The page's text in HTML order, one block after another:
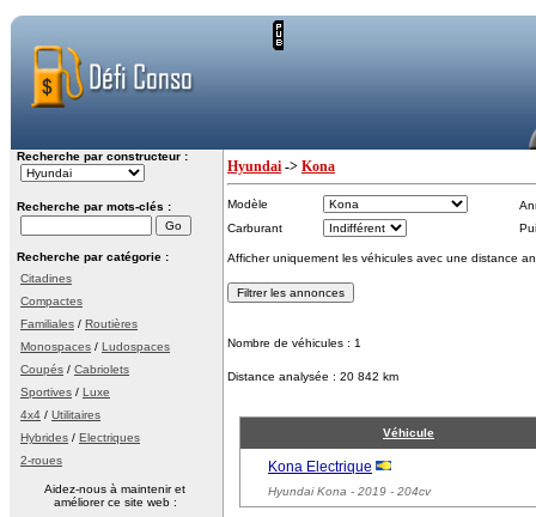
Recherche par constructeur :
Recherche par mots-clés :
Recherche par catégorie :
Citadines
Compactes
Familiales / Routières
Monospaces / Ludospaces
Coupés / Cabriolets
Sportives / Luxe
4x4 / Utilitaires
Hybrides / Electriques
2-roues
Aidez-nous à maintenir et
améliorer ce site web :
Hyundai -> Kona
Modèle
Carburant
Afficher uniquement les véhicules avec une distance
Nombre de véhicules : 1
Distance analysée : 20 842 km
Véhicule
Kona Electrique
Hyundai Kona - 2019 - 204cv